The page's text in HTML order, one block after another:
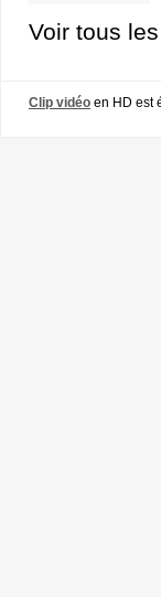
Voir tous
Clip vidéo en HD est